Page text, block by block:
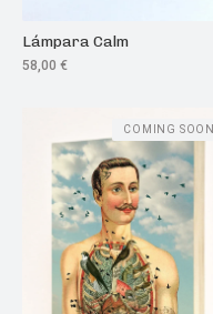
Lámpara Calm
58,00 €
COMING SOON